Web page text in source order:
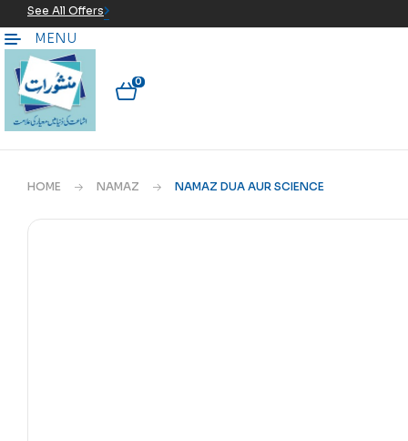
See All Offers
MENU
0
HOME NAMAZ NAMAZ DUA AUR SCIENCE